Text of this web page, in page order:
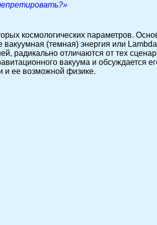
космологических параметров.
(темная) энергия или
радикально отличаются от тех
вакуума и обсуждается
и ее возможной физике.